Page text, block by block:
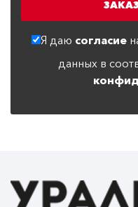
Я даю согласие
данных в